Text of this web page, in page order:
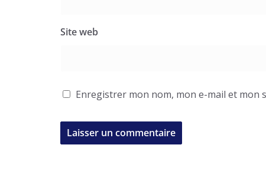
Site web
Enregistrer mon nom, mon e-mail et mon